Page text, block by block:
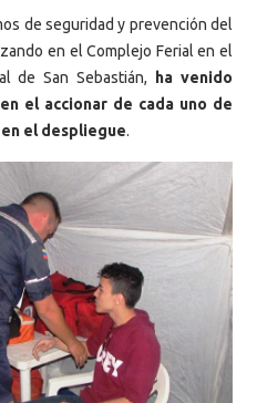
de seguridad y prevención del
en el Complejo Ferial en el
de San Sebastián,
ha venido
el accionar de cada uno de
el despliegue.